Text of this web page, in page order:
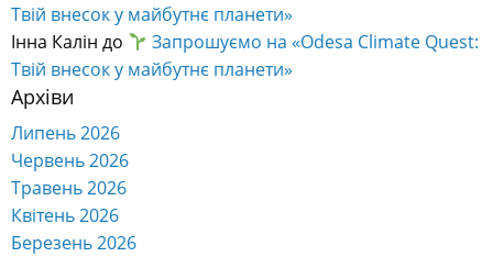
Твій внесок у майбутнє планети»
Інна Калін до
Запрошуємо на «Odesa Climate Quest:
Твій внесок у майбутнє планети»
Архіви
Липень 2026
Червень 2026
Травень 2026
Квітень 2026
Березень 2026